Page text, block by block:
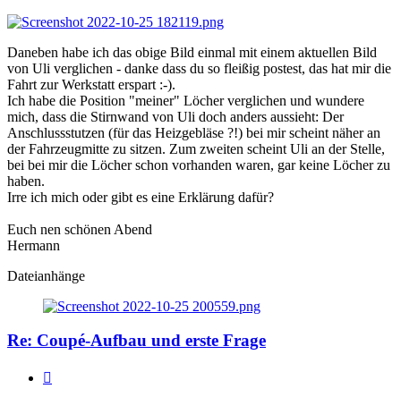
Daneben habe ich das obige Bild einmal mit einem aktuellen Bild
von Uli verglichen - danke dass du so fleißig postest, das hat mir die
Fahrt zur Werkstatt erspart :-).
Ich habe die Position "meiner" Löcher verglichen und wundere
mich, dass die Stirnwand von Uli doch anders aussieht: Der
Anschlussstutzen (für das Heizgebläse ?!) bei mir scheint näher an
der Fahrzeugmitte zu sitzen. Zum zweiten scheint Uli an der Stelle,
bei bei mir die Löcher schon vorhanden waren, gar keine Löcher zu
haben.
Irre ich mich oder gibt es eine Erklärung dafür?
Euch nen schönen Abend
Hermann
Dateianhänge
Re: Coupé-Aufbau und erste Frage